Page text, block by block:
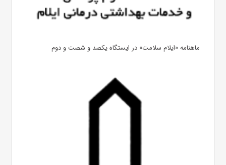
ماهنامه «ایلام سلامت» در ایستگاه یکصد و شصت و دوم